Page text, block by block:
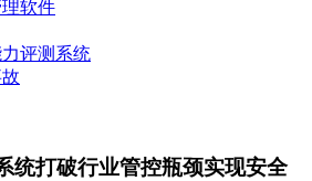
软件
评测系统
统打破行业管控瓶颈实现安全